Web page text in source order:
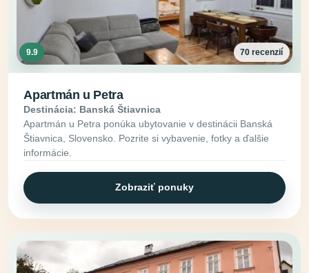
9.9 70 recenzií
Apartmán u Petra
Destinácia: Banská Štiavnica
Apartmán u Petra ponúka ubytovanie v destinácii Banská
Štiavnica, Slovensko. Pozrite si vybavenie, fotky a ďalšie
informácie.
Zobraziť ponuky